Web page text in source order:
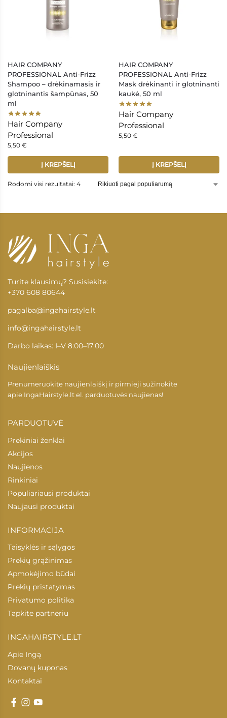
HAIR COMPANY
PROFESSIONAL Anti-Frizz
Shampoo – drėkinamasis ir
glotninantis šampūnas, 50
ml
Hair Company
Professional
5,50 €
Į KREPŠELĮ
HAIR COMPANY
PROFESSIONAL Anti-Frizz
Mask drėkinanti ir glotninanti
kaukė, 50 ml
Hair Company
Professional
5,50 €
Į KREPŠELĮ
Rodomi visi rezultatai: 4
Turite klausimų? Susisiekite:
+370 608 80644
pagalba@ingahairstyle.lt
info@ingahairstyle.lt
Darbo laikas: I–V 8:00–17:00
Naujienlaiškis
Prenumeruokite naujienlaiškį ir pirmieji sužinokite
apie IngaHairstyle.ltel. parduotuvės naujienas!
PARDUOTUVĖ
Prekiniai ženklai
Akcijos
Naujienos
Rinkiniai
Populiariausi produktai
Naujausi produktai
INFORMACIJA
Taisyklės ir sąlygos
Prekių grąžinimas
Apmokėjimo būdai
Prekių pristatymas
Privatumo politika
Tapkite partneriu
INGAHAIRSTYLE.LT
Apie Ingą
Dovanų kuponas
Kontaktai